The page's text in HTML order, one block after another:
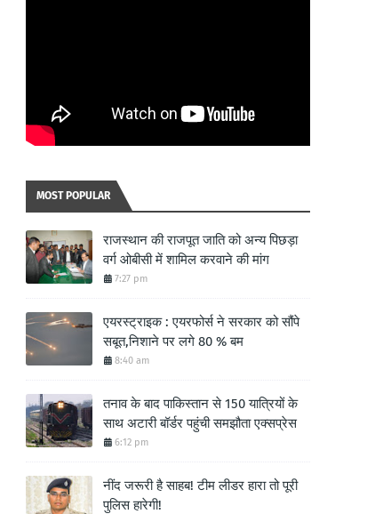
MOST POPULAR
राजस्थान की राजपूत जाति को अन्य पिछड़ा
वर्ग ओबीसी में शामिल करवाने की मांग
7:27 pm
एयरस्ट्राइक : एयरफोर्स ने सरकार को सौंपे
सबूत,निशाने पर लगे 80 % बम
8:40 am
तनाव के बाद पाकिस्तान से 150 यात्रियों के
साथ अटारी बॉर्डर पहुंची समझौता एक्सप्रेस
6:12 pm
नींद जरूरी है साहब! टीम लीडर हारा तो पूरी
पुलिस हारेगी!